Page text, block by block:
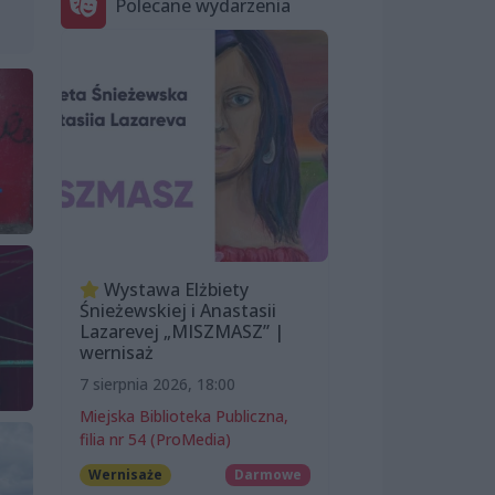
Polecane wydarzenia
Wystawa Elżbiety
Śnieżewskiej i Anastasii
Lazarevej „MISZMASZ” |
wernisaż
7 sierpnia 2026, 18:00
Miejska Biblioteka Publiczna,
filia nr 54 (ProMedia)
Wernisaże Darmowe